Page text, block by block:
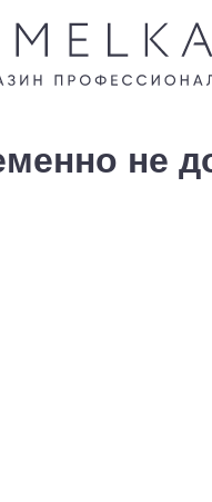
не